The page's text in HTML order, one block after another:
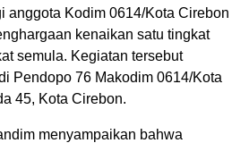
anggota Kodim 0614/Kota Cirebon
kenaikan satu tingkat
semula. Kegiatan tersebut
Pendopo 76 Makodim 0614/Kota
45, Kota Cirebon.
menyampaikan bahwa